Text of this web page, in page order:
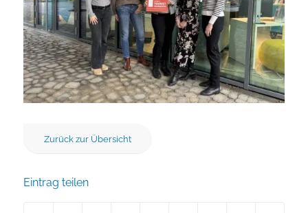
Zurück zur Übersicht
Eintrag teilen